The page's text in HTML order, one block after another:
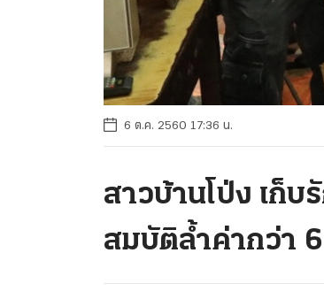
6 ต.ค. 2560 17:36 น.
สาวบ้านโป่ง เก็บ
สมบัติล้ำค่ากว่า